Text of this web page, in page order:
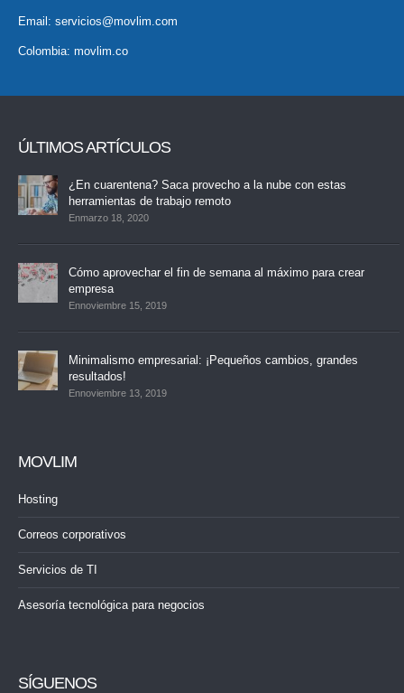
Email: servicios@movlim.com
Colombia: movlim.co
ÚLTIMOS ARTÍCULOS
¿En cuarentena? Saca provecho a la nube con estas
herramientas de trabajo remoto
Enmarzo 18, 2020
Cómo aprovechar el fin de semana al máximo para crear
empresa
Ennoviembre 15, 2019
Minimalismo empresarial: ¡Pequeños cambios, grandes
resultados!
Ennoviembre 13, 2019
MOVLIM
Hosting
Correos corporativos
Servicios de TI
Asesoría tecnológica para negocios
SÍGUENOS